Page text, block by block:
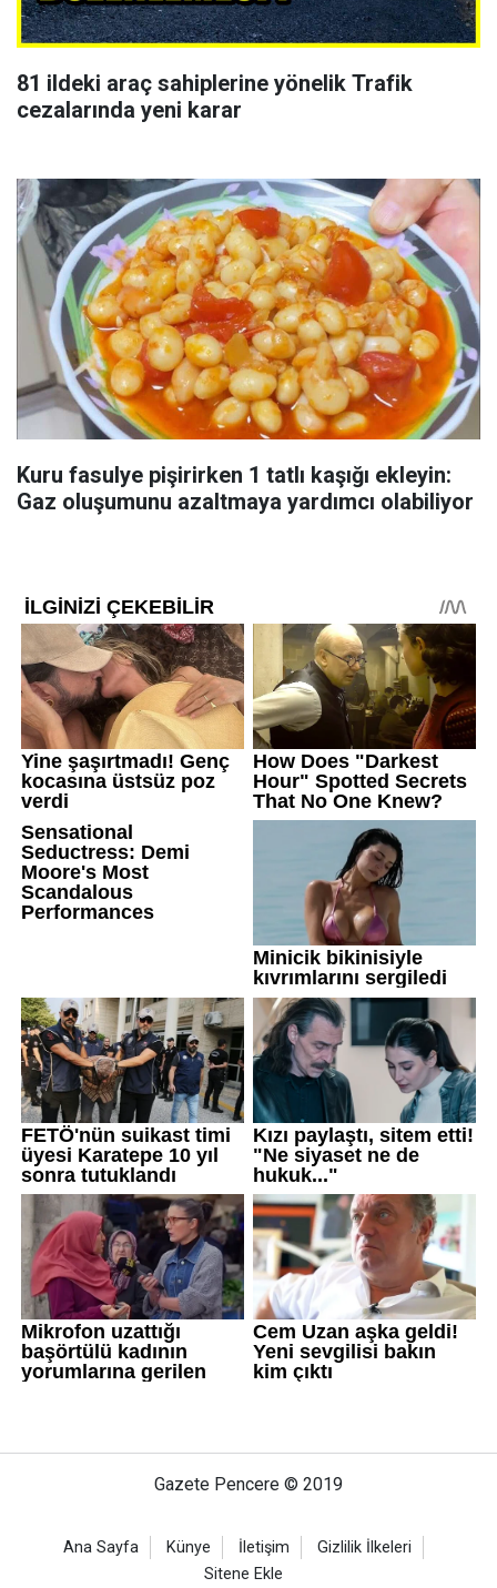
81 ildeki araç sahiplerine yönelik Trafik
cezalarında yeni karar
Kuru fasulye pişirirken 1 tatlı kaşığı ekleyin:
Gaz oluşumunu azaltmaya yardımcı olabiliyor
Gazete Pencere © 2019
Ana Sayfa Künye İletişim
Gizlilik İlkeleri
Sitene Ekle